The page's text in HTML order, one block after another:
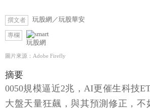
撰文者 玩股網／玩股華安
專欄
玩股網
圖片來源：Adobe Firefly
摘要
0050規模逼近2兆，AI更催生科技
大盤天量狂飆，與其預測修正，不